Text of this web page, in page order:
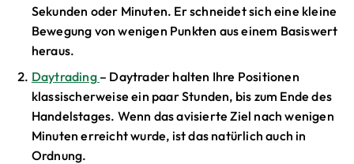
Sekunden oder Minuten. Er schneidet sich eine kleine
Bewegung von wenigen Punkten aus einem Basiswert
heraus.
Daytrading – Daytrader halten Ihre Positionen
klassischerweise ein paar Stunden, bis zum Ende des
Handelstages. Wenn das avisierte Ziel nach wenigen
Minuten erreicht wurde, ist das natürlich auch in
Ordnung.